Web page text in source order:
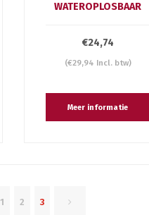
WATEROPLOSBAAR
€24,74
(€29,94 Incl. btw)
Meer informatie
1 2 3